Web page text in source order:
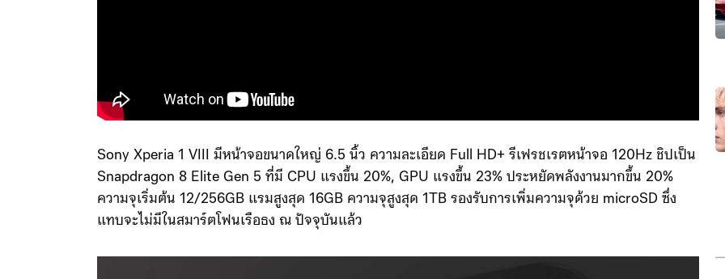
Sony Xperia 1 VIII มีหน้าจอขนาดใหญ่ 6.5 นิ้ว ความละเอียด Full HD+ รีเฟรชเรตหน้าจอ 120Hz ชิปเป็น
Snapdragon 8 Elite Gen 5 ที่มี CPU แรงขึ้น 20%, GPU แรงขึ้น 23% ประหยัดพลังงานมากขึ้น 20%
ความจุเริ่มต้น 12/256GB แรมสูงสุด 16GB ความจุสูงสุด 1TB รองรับการเพิ่มความจุด้วย microSD ซึ่ง
แทบจะไม่มีในสมาร์ตโฟนเรือธง ณ​ ปัจจุบันแล้ว